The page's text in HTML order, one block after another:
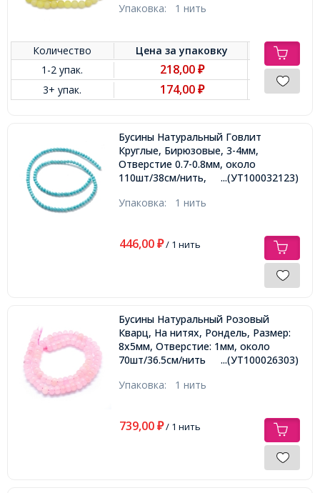
Упаковка: 1 нить
Количество Цена заупаковку
1-2 упак.
218,00 ₽
3+ упак. 174,00 ₽
Бусины Натуральный Говлит
Круглые, Бирюзовые, 3-4мм,
Отверстие 0.7-0.8мм, около
110шт/38см/нить,
...(УТ100032123)
Упаковка: 1 нить
446,00 ₽/ 1 нить
Бусины Натуральный Розовый
Кварц, На нитях, Рондель, Размер:
8х5мм, Отверстие: 1мм, около
70шт/36.5см/нить
...(УТ100026303)
Упаковка: 1 нить
739,00 ₽/ 1 нить